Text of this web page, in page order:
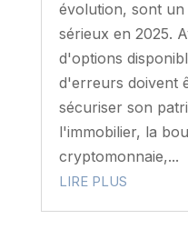
évolution, sont
sérieux en 2025.
d'options
d'erreurs doivent
sécuriser son
l'immobilier, la
cryptomonnaie,...
LIRE PLUS